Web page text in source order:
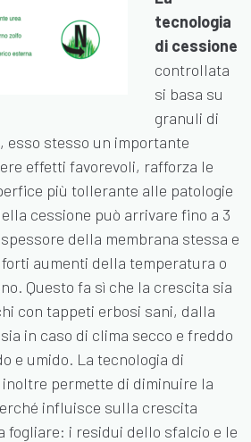
tecnologia
di cessione
controllata
si basa su
granuli di
esso stesso un importante
effetti favorevoli, rafforza le
più tollerante alle patologie
cessione può arrivare fino a 3
della membrana stessa e
aumenti della temperatura o
Questo fa sì che la crescita sia
con tappeti erbosi sani, dalla
in caso di clima secco e freddo
e umido. La tecnologia di
permette di diminuire la
influisce sulla crescita
fogliare: i residui dello sfalcio e le